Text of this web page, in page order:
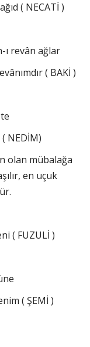
( NECATİ )
ı revân ağlar
( BAKİ )
NEDİM)
olan mübalağa
en uçuk
( FUZULİ )
( ŞEMİ )